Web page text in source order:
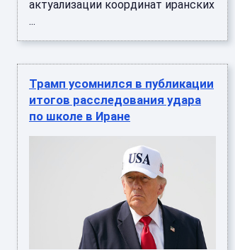
актуализации координат иранских
...
Трамп усомнился в публикации
итогов расследования удара
по школе в Иране